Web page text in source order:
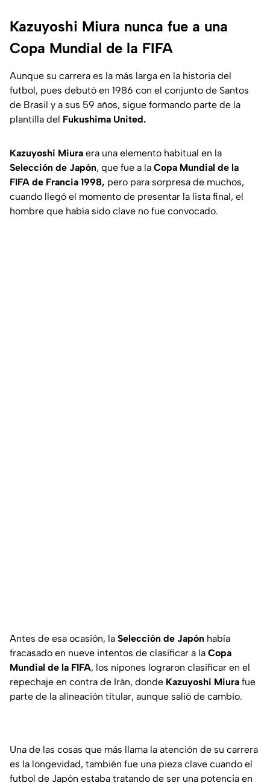
Kazuyoshi Miura nunca fue a una
Copa Mundial de la FIFA
Aunque su carrera es la más larga en la historia del
futbol, pues debutó en 1986 con el conjunto de Santos
de Brasil y a sus 59 años, sigue formando parte de la
plantilla del Fukushima United.
Kazuyoshi Miura era una elemento habitual en la
Selección de Japón, que fue a la Copa Mundial de la
FIFA de Francia 1998, pero para sorpresa de muchos,
cuando llegó el momento de presentar la lista final, el
hombre que había sido clave no fue convocado.
Antes de esa ocasión, la Selección de Japón había
fracasado en nueve intentos de clasificar a la Copa
Mundial de la FIFA, los nipones lograron clasificar en el
repechaje en contra de Irán, donde Kazuyoshi Miura fue
parte de la alineación titular, aunque salió de cambio.
Una de las cosas que más llama la atención de su carrera
es la longevidad, también fue una pieza clave cuando el
futbol de Japón estaba tratando de ser una potencia en